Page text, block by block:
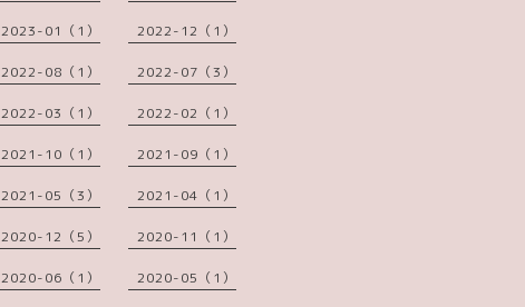
2023-01（1） 2022-12（1）
2022-08（1） 2022-07（3）
2022-03（1） 2022-02（1）
2021-10（1） 2021-09（1）
2021-05（3） 2021-04（1）
2020-12（5） 2020-11（1）
2020-06（1） 2020-05（1）